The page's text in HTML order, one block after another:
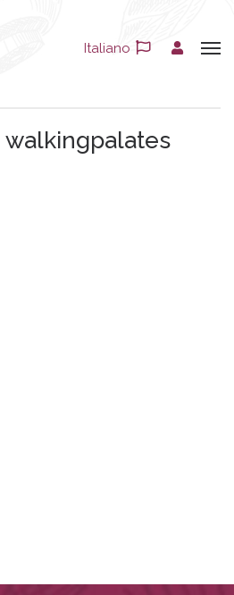
Italiano
walkingpalates